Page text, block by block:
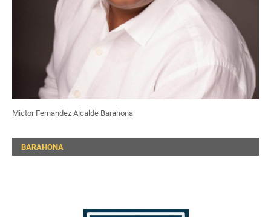
Mictor Fernandez Alcalde Barahona
BARAHONA